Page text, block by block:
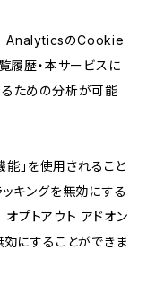
AnalyticsのCookie
履歴・本サービスに
ための分析が可能
」を使用されること
キングを無効にする
プトアウト アドオン
効にすることができま